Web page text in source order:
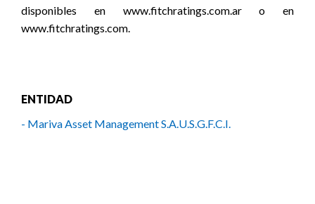
disponibles en www.fitchratings.com.ar o en
www.fitchratings.com.
ENTIDAD
- Mariva Asset Management S.A.U.S.G.F.C.I.